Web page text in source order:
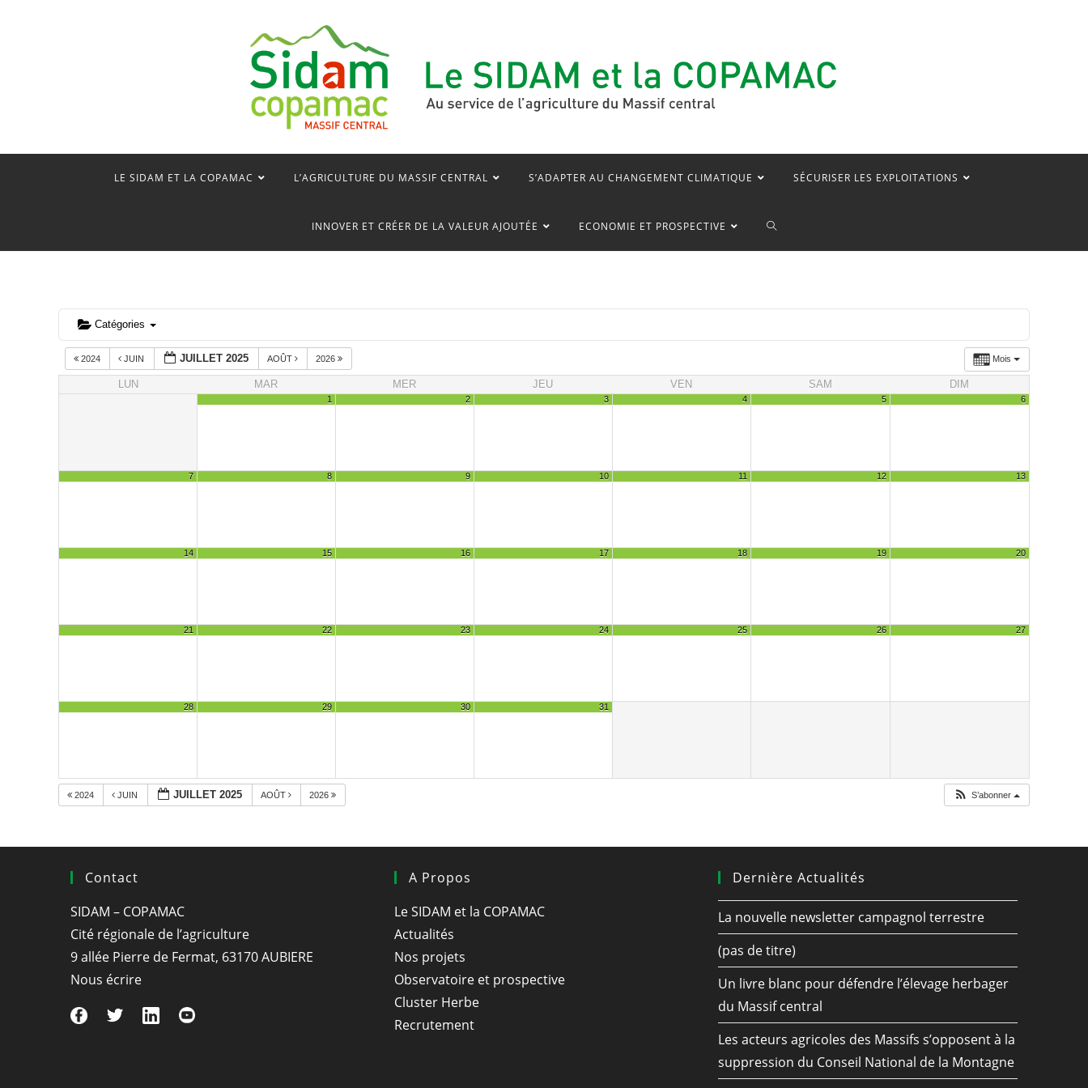
LE SIDAM ET LA COPAMAC L’AGRICULTURE DU MASSIF CENTRAL S’ADAPTER AU CHANGEMENT CLIMATIQUE SÉCURISER LES EXPLOITATIONS
INNOVER ET CRÉER DE LA VALEUR AJOUTÉE ECONOMIE ET PROSPECTIVE TOGGLE
Catégories
Mois
2024 JUIN JUILLET 2025 AOÛT 2026
LUN MAR MER JEU VEN SAM DIM
1 2 3 4 5 6
7 8 9 10 11 12 13
14 15 16 17 18 19 20
21 22 23 24 25 26 27
28 29 30 31
2024 JUIN JUILLET 2025 AOÛT 2026 S’abonner
Contact
SIDAM – COPAMAC
Cité régionale de l’agriculture
9 allée Pierre de Fermat, 63170 AUBIERE
Nous écrire
A Propos
Le SIDAM et la COPAMAC
Actualités
Nos projets
Observatoire et prospective
Cluster Herbe
Recrutement
Dernière Actualités
La nouvelle newsletter campagnol terrestre
(pas de titre)
Un livre blanc pour défendre l’élevage herbager
du Massif central
Les acteurs agricoles des Massifs s’opposent à la
suppression du Conseil National de la Montagne